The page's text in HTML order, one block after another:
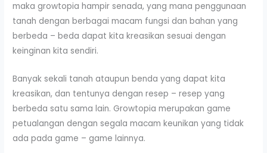
maka growtopia hampir senada, yang mana penggunaan
tanah dengan berbagai macam fungsi dan bahan yang
berbeda – beda dapat kita kreasikan sesuai dengan
keinginan kita sendiri.
Banyak sekali tanah ataupun benda yang dapat kita
kreasikan, dan tentunya dengan resep – resep yang
berbeda satu sama lain. Growtopia merupakan game
petualangan dengan segala macam keunikan yang tidak
ada pada game – game lainnya.